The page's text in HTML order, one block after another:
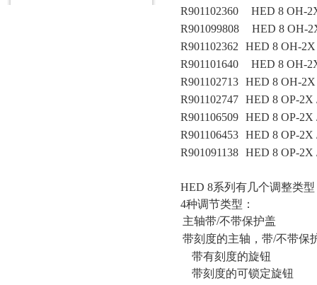
R901102360
HED 8 OH-
R901099808
HED 8 OH-
R901102362
HED 8 OH-2X
R901101640
HED 8 OH-
R901102713 HED 8 OH-2X
R901102747 HED 8 OP-2X
R901106509 HED 8 OP-2X
R901106453 HED 8 OP-2X
R901091138 HED 8 OP-2X
HED 8系列有几个调整类型
4种调节类型：
主轴带/不带保护盖
带刻度的主轴，带/不带保
带有刻度的旋钮
带刻度的可锁定旋钮